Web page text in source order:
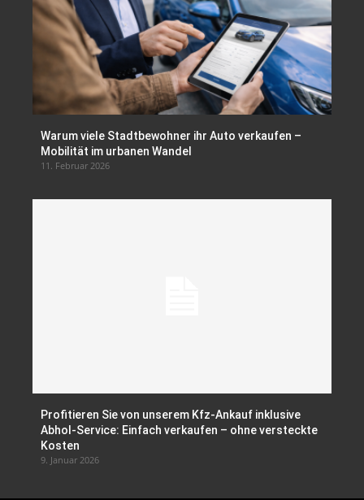
Warum viele Stadtbewohner ihr Auto verkaufen –
Mobilität im urbanen Wandel
11. Februar 2026
Profitieren Sie von unserem Kfz-Ankauf inklusive
Abhol-Service: Einfach verkaufen – ohne versteckte
Kosten
9. Januar 2026